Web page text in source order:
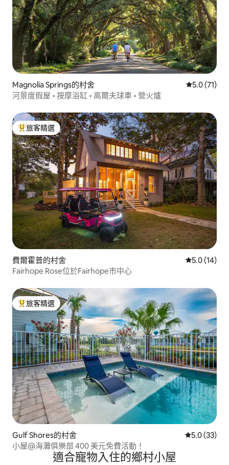
Magnolia Springs的村舍 從 71 則評
5.0 (71)
河景度假屋 • 按摩浴缸 • 高爾夫球車 • 營火爐
旅客精選榜首
旅客精選
費爾霍普的村舍 從 14 則評
5.0 (14)
Fairhope Rose位於Fairhope市中心
旅客精選榜首
旅客精選
Gulf Shores的村舍 從 33 則評
5.0 (33)
小屋@海灘俱樂部 400 美元免費活動！
適合寵物入住的鄉村小屋